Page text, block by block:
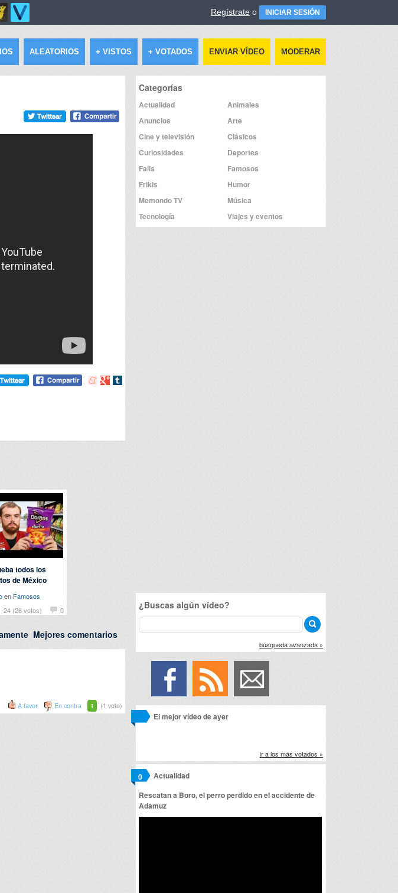
Regístrate o INICIAR SESIÓN
ALEATORIOS + VISTOS + VOTADOS ENVIAR VÍDEO MODERAR
Compartir
Compartir
Compartir
-24 (26 votos) 0
todos los
de México
en Famosos
Mejores comentarios
A favor En contra 1 (1 voto)
Categorías
Actualidad
Animales
Anuncios
Arte
Cine y televisión
Clásicos
Curiosidades
Deportes
Fails
Famosos
Frikis
Humor
Memondo TV
Música
Tecnología
Viajes y eventos
¿Buscas algún vídeo?
búsqueda avanzada »
El mejor vídeo de ayer
ir a los más votados »
Actualidad
0
Rescatan a Boro, el perro perdido en el accidente de
Adamuz